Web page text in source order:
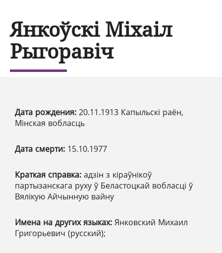
Янкоўскі Міхаіл
Рыгоравіч
Дата рождения: 20.11.1913 Капыльскі раён,
Мінская вобласць
Дата смерти: 15.10.1977
Краткая справка: адзін з кіраўнікоў
партызанскага руху ў Беластоцкай вобласці ў
Вялікую Айчынную вайну
Имена на других языках: Янковский Михаил
Григорьевич (русский);